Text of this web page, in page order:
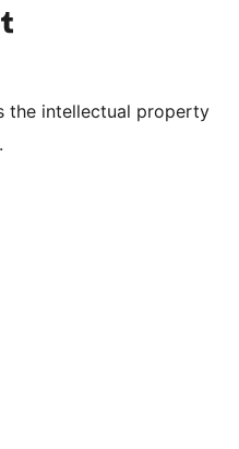
जानुहोस्
हाम्रो टम्बलर खाता भ्रमण गर्नुहोस्
the intellectual property